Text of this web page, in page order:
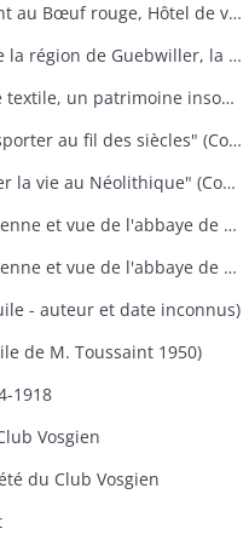
Hégenheim : Eglise, Restaurant au Bœuf rouge, Hôtel de ville, décors floraux
Exposition "Parcs et jardins de la région de Guebwiller, la culture d'un patrimoine florissant" (Communauté de Communes de la Région de Guebwiller, du 15 octobre 2010 au 31 janvier 2011)
Expostion "Au fil de l'industrie textile, un patrimoine insoupçonné" (Communauté de Communes de la Région de Guebwiller, du 11 septembre au 30 octobre 2009)
Exposition "Laissez-vous transporter au fil des siècles" (Communauté de Communes de la Région de Guebwiller, du 26 octobre 2012 au 19 janvier 2013)
Exposition "Laissez-vous conter la vie au Néolithique" (Communauté de Communes de la Région de Guebwiller, du 14 octobre 2011 au 26 janvier 2012)
Guebwiller, vue générale ancienne et vue de l'abbaye de Murbach.
Guebwiller, vue générale ancienne et vue de l'abbaye de Murbach.
- auteur et date inconnus)
de M. Toussaint 1950)
1918
Vosgien
du Club Vosgien